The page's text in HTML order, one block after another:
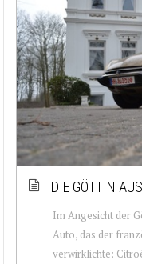
DIE GÖTTIN
Im Angesicht der
Auto, das der
verwirklichte: